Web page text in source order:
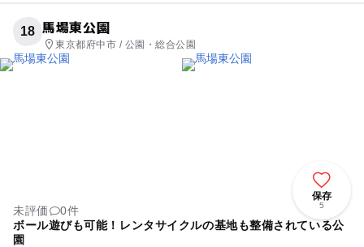
18 馬場東公園
東京都府中市 / 公園・総合公園
保存
5
未評価
0件
ボール遊びも可能！レンタサイクルの基地も整備されている公
園